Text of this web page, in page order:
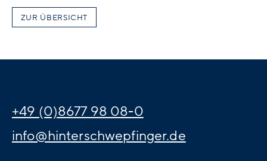
ZUR ÜBERSICHT
+49 (0)8677 98 08-0
info@hinterschwepfinger.de